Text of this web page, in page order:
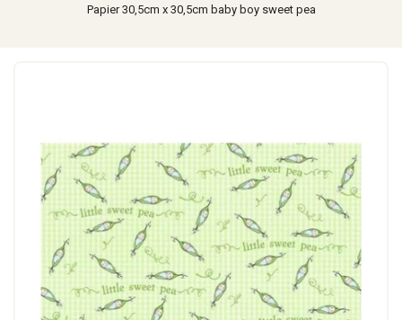
Papier 30,5cm x 30,5cm baby boy sweet pea